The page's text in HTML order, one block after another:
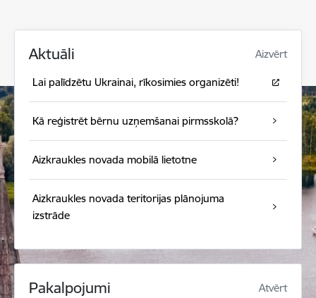
Aktuāli Aizvērt
Lai palīdzētu Ukrainai, rīkosimies organizēti!
Kā reģistrēt bērnu uzņemšanai pirmsskolā?
Aizkraukles novada mobilā lietotne
Aizkraukles novada teritorijas plānojuma
izstrāde
Pakalpojumi Atvērt